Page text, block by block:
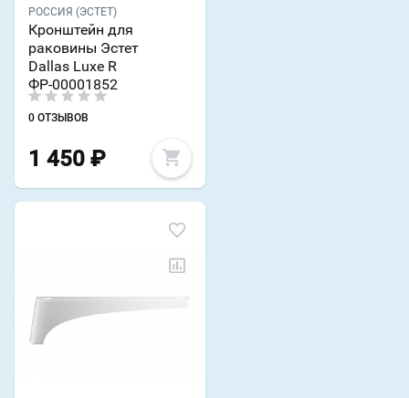
РОССИЯ (ЭСТЕТ)
Кронштейн для
раковины Эстет
Dallas Luxe R
ФР-00001852
0 ОТЗЫВОВ
1 450 ₽